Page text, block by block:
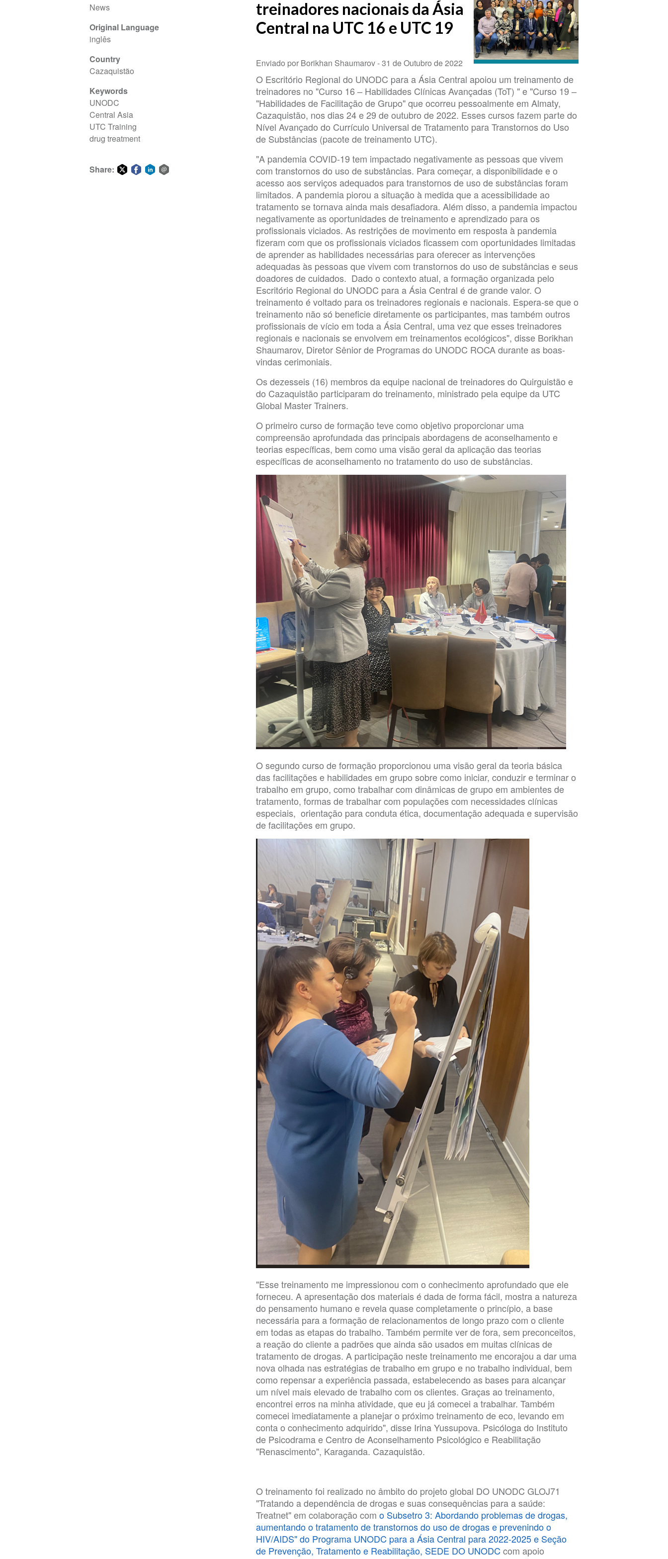
News
Original Language
inglês
Country
Cazaquistão
Keywords
UNODC
Central Asia
UTC Training
drug treatment
Share:
treinadores nacionais da Ásia
Central na UTC 16 e UTC 19
Enviado por Borikhan Shaumarov -31 de Outubro de 2022
O Escritório Regional do UNODC para a Ásia Central apoiou um treinamento de
treinadores no "Curso 16 – Habilidades Clínicas Avançadas (ToT) " e "Curso 19 –
"Habilidades de Facilitação de Grupo" que ocorreu pessoalmente em Almaty,
Cazaquistão, nos dias 24 e 29 de outubro de 2022. Esses cursos fazem parte do
Nível Avançado do Currículo Universal de Tratamento para Transtornos do Uso
de Substâncias (pacote de treinamento UTC).
"A pandemia COVID-19 tem impactado negativamente as pessoas que vivem
com transtornos do uso de substâncias. Para começar, a disponibilidade e o
acesso aos serviços adequados para transtornos de uso de substâncias foram
limitados. A pandemia piorou a situação à medida que a acessibilidade ao
tratamento se tornava ainda mais desafiadora. Além disso, a pandemia impactou
negativamente as oportunidades de treinamento e aprendizado para os
profissionais viciados. As restrições de movimento em resposta à pandemia
fizeram com que os profissionais viciados ficassem com oportunidades limitadas
de aprender as habilidades necessárias para oferecer as intervenções
adequadas às pessoas que vivem com transtornos do uso de substâncias e seus
doadores de cuidados. Dado o contexto atual, a formação organizada pelo
Escritório Regional do UNODC para a Ásia Central é de grande valor. O
treinamento é voltado para os treinadores regionais e nacionais. Espera-se que o
treinamento não só beneficie diretamente os participantes, mas também outros
profissionais de vício em toda a Ásia Central, uma vez que esses treinadores
regionais e nacionais se envolvem em treinamentos ecológicos", disse Borikhan
Shaumarov, Diretor Sênior de Programas do UNODC ROCA durante as boas-
vindas cerimoniais.
Os dezesseis (16) membros da equipe nacional de treinadores do Quirguistão e
do Cazaquistão participaram do treinamento, ministrado pela equipe da UTC
Global Master Trainers.
O primeiro curso de formação teve como objetivo proporcionar uma
compreensão aprofundada das principais abordagens de aconselhamento e
teorias específicas, bem como uma visão geral da aplicação das teorias
específicas de aconselhamento no tratamento do uso de substâncias.
O segundo curso de formação proporcionou uma visão geral da teoria básica
das facilitações e habilidades em grupo sobre como iniciar, conduzir e terminar o
trabalho em grupo, como trabalhar com dinâmicas de grupo em ambientes de
tratamento, formas de trabalhar com populações com necessidades clínicas
especiais, orientação para conduta ética, documentação adequada e supervisão
de facilitações em grupo.
"Esse treinamento me impressionou com o conhecimento aprofundado que ele
forneceu. A apresentação dos materiais é dada de forma fácil, mostra a natureza
do pensamento humano e revela quase completamente o princípio, a base
necessária para a formação de relacionamentos de longo prazo com o cliente
em todas as etapas do trabalho. Também permite ver de fora, sem preconceitos,
a reação do cliente a padrões que ainda são usados em muitas clínicas de
tratamento de drogas. A participação neste treinamento me encorajou a dar uma
nova olhada nas estratégias de trabalho em grupo e no trabalho individual, bem
como repensar a experiência passada, estabelecendo as bases para alcançar
um nível mais elevado de trabalho com os clientes. Graças ao treinamento,
encontrei erros na minha atividade, que eu já comecei a trabalhar. Também
comecei imediatamente a planejar o próximo treinamento de eco, levando em
conta o conhecimento adquirido", disse Irina Yussupova. Psicóloga do Instituto
de Psicodrama e Centro de Aconselhamento Psicológico e Reabilitação
"Renascimento", Karaganda. Cazaquistão.
O treinamento foi realizado no âmbito do projeto global DO UNODC GLOJ71
"Tratando a dependência de drogas e suas consequências para a saúde:
Treatnet" em colaboração com o Subsetro 3: Abordando problemas de drogas,
aumentando o tratamento de transtornos do uso de drogas e prevenindo o
HIV/AIDS" do Programa UNODC para a Ásia Central para 2022-2025 e Seção
de Prevenção, Tratamento e Reabilitação, SEDE DO UNODC com apoio